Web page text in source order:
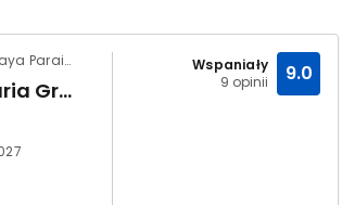
Hiszpania / Teneryfa / Playa Paraiso
Adrian Roca Nivaria Gran Hotel
Wspaniały
9 opinii
9.0